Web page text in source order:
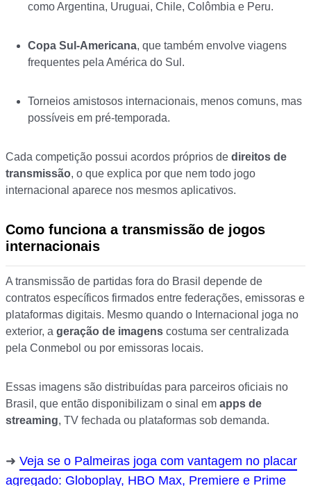
como Argentina, Uruguai, Chile, Colômbia e Peru.
Copa Sul-Americana, que também envolve viagens
frequentes pela América do Sul.
Torneios amistosos internacionais, menos comuns, mas
possíveis em pré-temporada.
Cada competição possui acordos próprios de direitos de
transmissão, o que explica por que nem todo jogo
internacional aparece nos mesmos aplicativos.
Como funciona a transmissão de jogos
internacionais
A transmissão de partidas fora do Brasil depende de
contratos específicos firmados entre federações, emissoras e
plataformas digitais. Mesmo quando o Internacional joga no
exterior, a geração de imagens costuma ser centralizada
pela Conmebol ou por emissoras locais.
Essas imagens são distribuídas para parceiros oficiais no
Brasil, que então disponibilizam o sinal em apps de
streaming, TV fechada ou plataformas sob demanda.
Veja se o Palmeiras joga com vantagem no placar
agregado: Globoplay, HBO Max, Premiere e Prime